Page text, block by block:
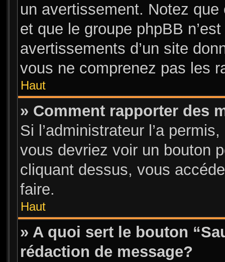
un avertissement. Notez que
et que le groupe phpBB
avertissements d’un site
vous ne comprenez pas les
Haut
» Comment rapporter des
Si l’administrateur l’a
vous devriez voir un bouton
cliquant dessus, vous
faire.
Haut
» A quoi sert le bouton
rédaction de message?